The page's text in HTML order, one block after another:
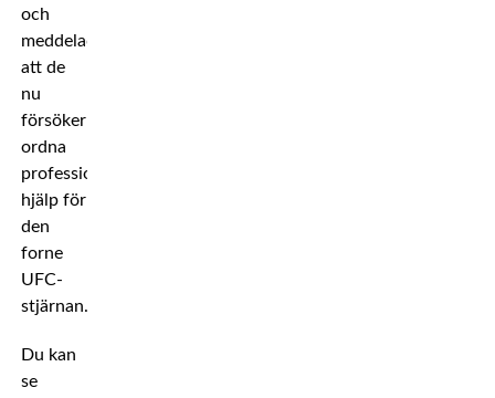
och
meddelade
att de
nu
försöker
ordna
professionell
hjälp för
den
forne
UFC-
stjärnan.
Du kan
se